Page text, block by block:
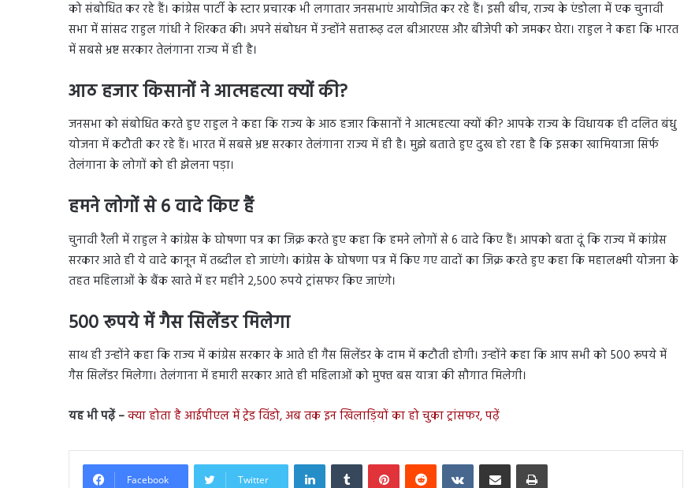
को संबोधित कर रहे हैं। कांग्रेस पार्टी के स्टार प्रचारक भी लगातार जनसभाएं आयोजित कर रहे हैं। इसी बीच, राज्य के एंडोला में एक चुनावी
सभा में सांसद राहुल गांधी ने शिरकत की। अपने संबोधन में उन्होंने सत्तारूढ़ दल बीआरएस और बीजेपी को जमकर घेरा। राहुल ने कहा कि भारत
में सबसे भ्रष्ट सरकार तेलंगाना राज्य में ही है।
आठ हजार किसानों ने आत्महत्या क्यों की?
जनसभा को संबोधित करते हुए राहुल ने कहा कि राज्य के आठ हजार किसानों ने आत्महत्या क्यों की? आपके राज्य के विधायक ही दलित बंधु
योजना में कटौती कर रहे हैं। भारत में सबसे भ्रष्ट सरकार तेलंगाना राज्य में ही है। मुझे बताते हुए दुख हो रहा है कि इसका खामियाजा सिर्फ
तेलंगाना के लोगों को ही झेलना पड़ा।
हमने लोगों से 6 वादे किए हैं
चुनावी रैली में राहुल ने कांग्रेस के घोषणा पत्र का जिक्र करते हुए कहा कि हमने लोगों से 6 वादे किए हैं। आपको बता दूं कि राज्य में कांग्रेस
सरकार आते ही ये वादे कानून में तब्दील हो जाएंगे। कांग्रेस के घोषणा पत्र में किए गए वादों का जिक्र करते हुए कहा कि महालक्ष्मी योजना के
तहत महिलाओं के बैंक खाते में हर महीने 2,500 रुपये ट्रांसफर किए जाएंगे।
500 रूपये में गैस सिलेंडर मिलेगा
साथ ही उन्होंने कहा कि राज्य में कांग्रेस सरकार के आते ही गैस सिलेंडर के दाम में कटौती होगी। उन्होंने कहा कि आप सभी को 500 रूपये में
गैस सिलेंडर मिलेगा। तेलंगाना में हमारी सरकार आते ही महिलाओं को मुफ्त बस यात्रा की सौगात मिलेगी।
यह भी पढ़ें –क्या होता है आईपीएल में ट्रेड विंडो, अब तक इन खिलाड़ियों का हो चुका ट्रांसफर, पढ़ें
Facebook Twitter
LinkedInTumblr PinterestReddit VKontakteShare via Email Print